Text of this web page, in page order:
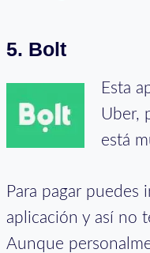
5. Bolt
Esta
Uber,
está
Para pagar puedes
aplicación y así no
Aunque